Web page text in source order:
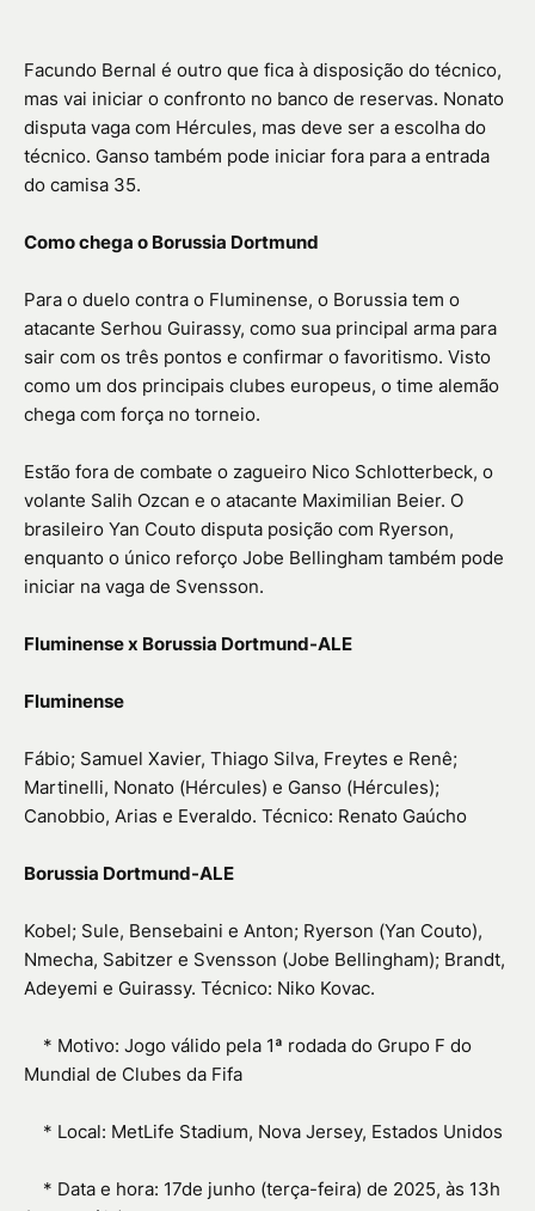
Facundo Bernal é outro que fica à disposição do técnico,
mas vai iniciar o confronto no banco de reservas. Nonato
disputa vaga com Hércules, mas deve ser a escolha do
técnico. Ganso também pode iniciar fora para a entrada
do camisa 35.
Como chega o Borussia Dortmund
Para o duelo contra o Fluminense, o Borussia tem o
atacante Serhou Guirassy, como sua principal arma para
sair com os três pontos e confirmar o favoritismo. Visto
como um dos principais clubes europeus, o time alemão
chega com força no torneio.
Estão fora de combate o zagueiro Nico Schlotterbeck, o
volante Salih Ozcan e o atacante Maximilian Beier. O
brasileiro Yan Couto disputa posição com Ryerson,
enquanto o único reforço Jobe Bellingham também pode
iniciar na vaga de Svensson.
Fluminense x Borussia Dortmund-ALE
Fluminense
Fábio; Samuel Xavier, Thiago Silva, Freytes e Renê;
Martinelli, Nonato (Hércules) e Ganso (Hércules);
Canobbio, Arias e Everaldo. Técnico: Renato Gaúcho
Borussia Dortmund-ALE
Kobel; Sule, Bensebaini e Anton; Ryerson (Yan Couto),
Nmecha, Sabitzer e Svensson (Jobe Bellingham); Brandt,
Adeyemi e Guirassy. Técnico: Niko Kovac.
* Motivo: Jogo válido pela 1ª rodada do Grupo F do
Mundial de Clubes da Fifa
* Local: MetLife Stadium, Nova Jersey, Estados Unidos
* Data e hora: 17de junho (terça-feira) de 2025, às 13h